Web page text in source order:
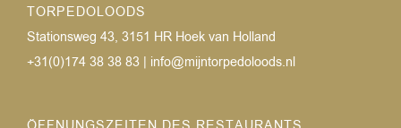
TORPEDOLOODS
Stationsweg 43, 3151 HR Hoek van Holland
+31(0)174 38 38 83 | info@mijntorpedoloods.nl